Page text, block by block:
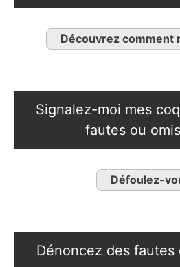
Découvrez comment
Signalez-moi mes
fautes ou
Défoulez-
Dénoncez des fautes